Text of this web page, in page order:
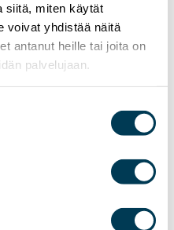
siitä, miten käytät
voivat yhdistää näitä
antanut heille tai joita on
palvelujaan.